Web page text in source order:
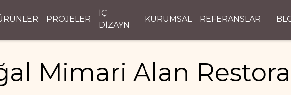
PROJELER
İÇ
DİZAYN
KURUMSAL REFERANSLAR
Mimari Alan